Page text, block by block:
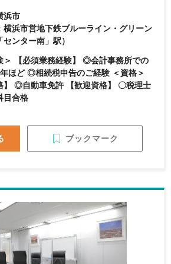
浜市
横浜市営地下鉄ブルーライン・グリーン
ンター南」駅）
＞ 【必須業務経験】 ◎会計事務所での
ど ◎相続税申告のご経験 ＜資格＞
車免許 【歓迎資格】 〇税理士
目合格
ブックマーク